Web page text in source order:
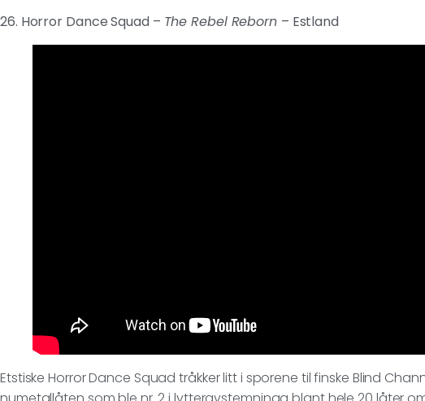
26. Horror Dance Squad – The Rebel Reborn – Estland
Etstiske Horror Dance Squad tråkker litt i sporene til finske Blind